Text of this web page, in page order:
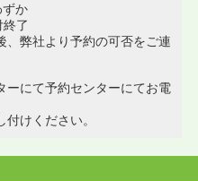
か
了
弊社より予約の可否をご連
にて予約センターにてお電
けください。